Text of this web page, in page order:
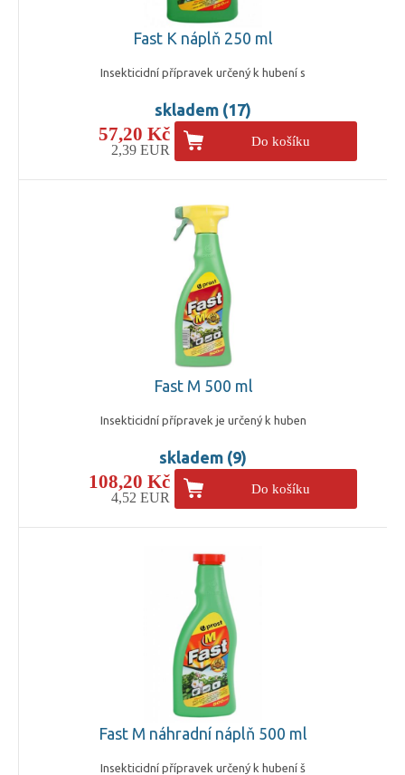
Fast K náplň 250 ml
Insekticidní přípravek určený k hubení s
skladem (17)
57,20 Kč
2,39 EUR
Do košíku
Fast M 500 ml
Insekticidní přípravek je určený k huben
skladem (9)
108,20 Kč
4,52 EUR
Do košíku
Fast M náhradní náplň 500 ml
Insekticidní přípravek určený k hubení š